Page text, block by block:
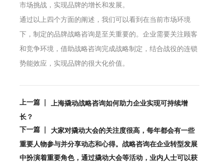
市场挑战，实现品牌的增长和发展。
通过以上四个方面的阐述，我们可以看到在当前市场环境
下，制定的品牌战略咨询是至关重要的。企业需要关注顾客
和竞争环境，借助战略咨询完成战略制定，结合战役的连锁
势能效应，实现品牌的很大化价值。
上一篇 ｜
上海撬动战略咨询如何助力企业实现可持续增
长？
下一篇 ｜
大家对撬动大会的关注度很高，每年都会有一些
重要人物参与并分享动态和心得。战略咨询在企业转型发展
中扮演着重要角色，通过撬动大会等活动，业内人士可以获